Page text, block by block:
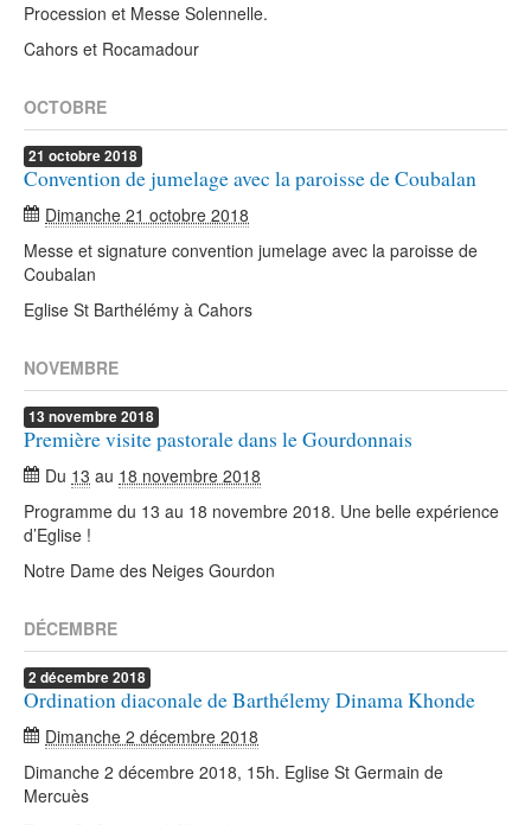
Procession et Messe Solennelle.
Cahors et Rocamadour
OCTOBRE
21 octobre2018
Convention de jumelage avec la paroisse de Coubalan
Dimanche 21 octobre 2018
Messe et signature convention jumelage avec la paroisse de
Coubalan
Eglise St Barthélémy à Cahors
NOVEMBRE
13 novembre2018
Première visite pastorale dans le Gourdonnais
Du 13 au 18 novembre 2018
Programme du 13 au 18 novembre 2018. Une belle expérience
d’Eglise !
Notre Dame des Neiges Gourdon
DÉCEMBRE
2 décembre2018
Ordination diaconale de Barthélemy Dinama Khonde
Dimanche 2 décembre 2018
Dimanche 2 décembre 2018, 15h. Eglise St Germain de
Mercuès